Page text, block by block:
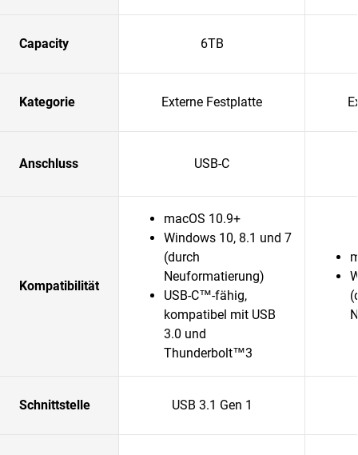
Capacity 6TB
Kategorie Externe Festplatte
Anschluss USB-C
Kompatibilität
macOS 10.9+
Windows 10, 8.1 und 7
(durch
Neuformatierung)
USB-C™-fähig,
kompatibel mit USB
3.0 und
Thunderbolt™3
Schnittstelle USB 3.1 Gen 1